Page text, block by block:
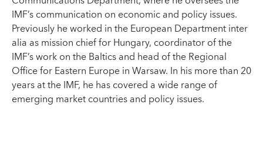
IMF’s communication on economic and policy issues.
Previously he worked in the European Department inter
alia as mission chief for Hungary, coordinator of the
IMF’s work on the Baltics and head of the Regional
Office for Eastern Europe in Warsaw. In his more than 20
years at the IMF, he has covered a wide range of
emerging market countries and policy issues.